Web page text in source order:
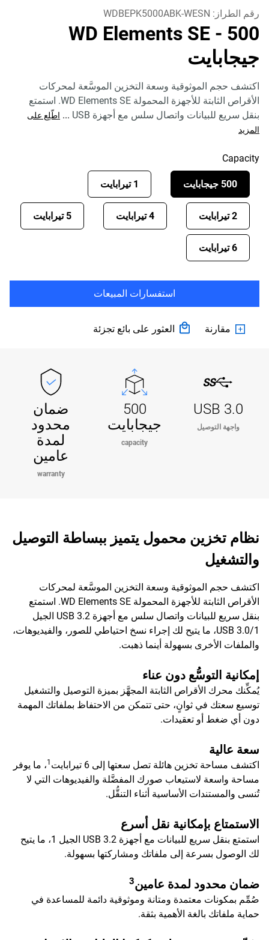
رقم الطراز: WDBEPK5000ABK-WESN
WD Elements SE - 500
جيجابايت
اكتشف حجم الموثوقية وسعة التخزين الموسَّعة لمحركات
الأقراص الثابتة للأجهزة المحمولة WD Elements SE. استمتع
بنقل سريع للبيانات واتصال سلس مع أجهزة USB
... اطّلِع على
المزيد
Capacity
500 جيجابايت 1 تيرابايت
2 تيرابايت 4 تيرابايت 5 تيرابايت
6 تيرابايت
استفسارات المبيعات
مقارنة العثور على بائع تجزئة
USB 3.0
واجهة التوصيل
500
جيجابايت
capacity
ضمان
محدود
لمدة
عامين
warranty
نظام تخزين محمول يتميز ببساطة التوصيل
والتشغيل
اكتشف حجم الموثوقية وسعة التخزين الموسَّعة لمحركات
الأقراص الثابتة للأجهزة المحمولة WD Elements SE. استمتع
بنقل سريع للبيانات واتصال سلس مع أجهزة USB 3.2 الجيل
1/USB 3.0، ما يتيح لك إجراء نسخ احتياطي للصور، والفيديوهات،
والملفات الأخرى بسهولة أينما ذهبت.
إمكانية التوسُّع دون عناء
يُمكِّنك محرك الأقراص الثابتة المجهَّز بميزة التوصيل والتشغيل
توسيع سعتك في ثوانٍ، حتى تتمكن من الاحتفاظ بملفاتك المهمة
دون أي ضغط أو تعقيدات.
سعة عالية
اكتشف مساحة تخزين هائلة تصل سعتها إلى 6 تيرابايت 1، ما يوفر
مساحة واسعة لاستيعاب صورك المفضَّلة والفيديوهات التي لا
تُنسى والمستندات الأساسية أثناء التنقُّل.
الاستمتاع بإمكانية نقل أسرع
استمتع بنقل سريع للبيانات مع أجهزة USB 3.2 الجيل 1، ما يتيح
لك الوصول بسرعة إلى ملفاتك ومشاركتها بسهولة.
ضمان محدود لمدة عامين3
صُمِّم بمكونات معتمدة ومتانة وموثوقية دائمة للمساعدة في
حماية ملفاتك بالغة الأهمية بثقة.